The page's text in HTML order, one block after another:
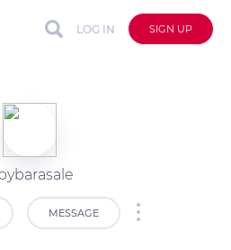
LOG IN SIGN UP
MESSAGE